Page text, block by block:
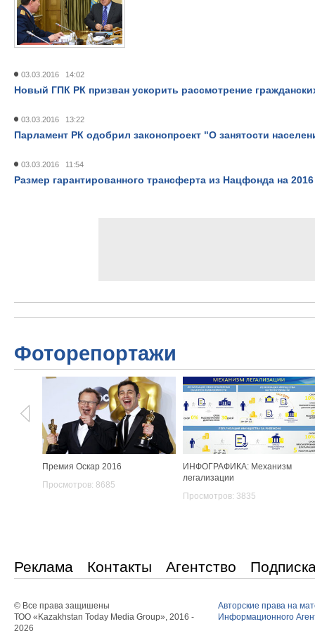
03.03.2016 14:02
Новый ГПК РК призван ускорить рассмотрение
03.03.2016 13:22
Парламент РК одобрил законопроект "О занятости
03.03.2016 11:54
Размер гарантированного трансферта из Нацфонда на 2016
Фоторепортажи
Премия Оскар 2016
Просмотров: 8685
ИНФОГРАФИКА: Механизм
легализации
Просмотров: 3835
Реклама Контакты Агентство
© Все права защишены
ТОО «Kazakhstan Today Media Group», 2016 -
2026
Авторские права на
Информационного